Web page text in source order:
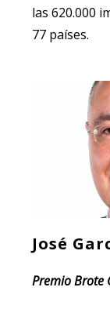
las 620.000
77 países.
José
Premio Brote